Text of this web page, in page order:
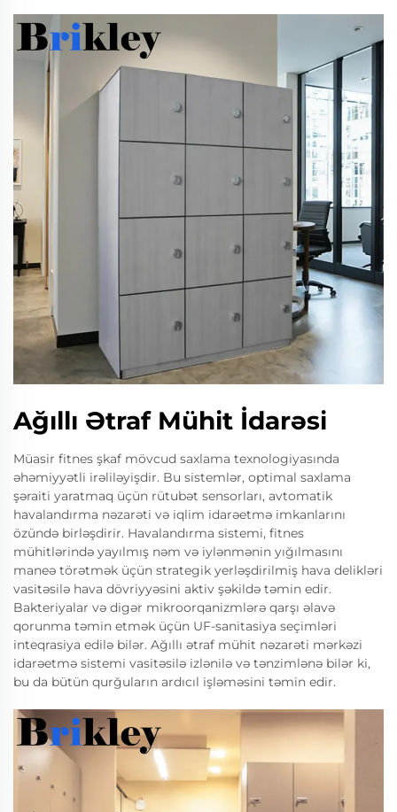
Ağıllı Ətraf Mühit İdarəsi
Müasir fitnes şkaf mövcud saxlama texnologiyasında
əhəmiyyətli irəliləyişdir. Bu sistemlər, optimal saxlama
şəraiti yaratmaq üçün rütubət sensorları, avtomatik
havalandırma nəzarəti və iqlim idarəetmə imkanlarını
özündə birləşdirir. Havalandırma sistemi, fitnes
mühitlərində yayılmış nəm və iylənmənin yığılmasını
maneə törətmək üçün strategik yerləşdirilmiş hava delikləri
vasitəsilə hava dövriyyəsini aktiv şəkildə təmin edir.
Bakteriyalar və digər mikroorqanizmlərə qarşı əlavə
qorunma təmin etmək üçün UF-sanitasiya seçimləri
inteqrasiya edilə bilər. Ağıllı ətraf mühit nəzarəti mərkəzi
idarəetmə sistemi vasitəsilə izlənilə və tənzimlənə bilər ki,
bu da bütün qurğuların ardıcıl işləməsini təmin edir.